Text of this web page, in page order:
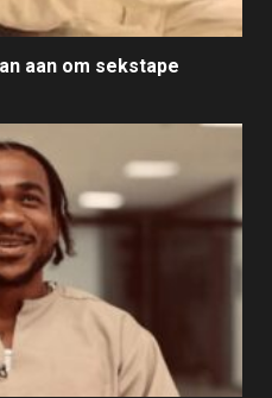
aan om sekstape